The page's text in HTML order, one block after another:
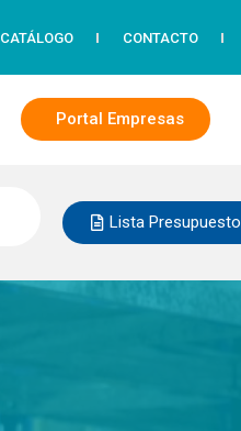
CATÁLOGO CONTACTO
Portal Empresas
Lista Presupuesto